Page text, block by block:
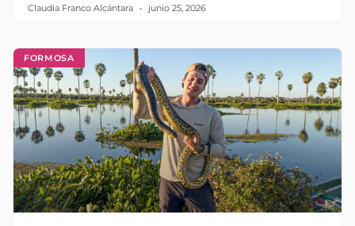
Claudia Franco Alcántara junio 25, 2026
FORMOSA